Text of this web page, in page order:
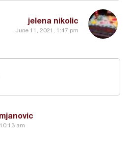
jelena nikolic
June 11, 2021, 1:47 pm
am